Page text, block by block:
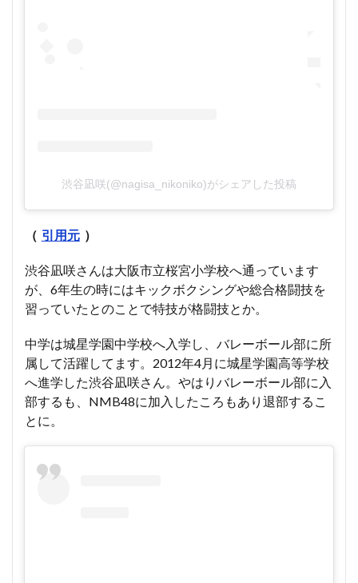
渋谷凪咲(@nagisa_nikoniko)がシェアした投稿
（ 引用元 ）
渋谷凪咲さんは大阪市立桜宮小学校へ通っています
が、6年生の時にはキックボクシングや総合格闘技を
習っていたとのことで特技が格闘技とか。
中学は城星学園中学校へ入学し、バレーボール部に所
属して活躍してます。2012年4月に城星学園高等学校
へ進学した渋谷凪咲さん。やはりバレーボール部に入
部するも、NMB48に加入したころもあり退部するこ
とに。